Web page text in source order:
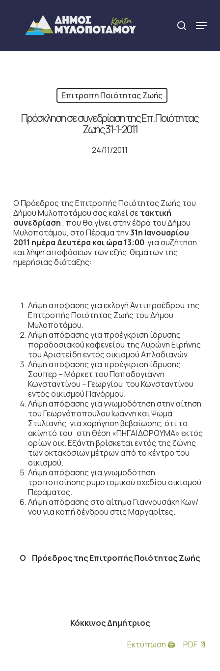
content
search
Menu
Επιτροπή Ποιότητας Ζωής
Πρόσκληση σε συνεδρίαση της Επ. Ποιότητας
Ζωής 31-1-2011
24/11/2011
Ο Πρόεδρος της Επιτροπής Ποιότητας Ζωής του
Δήμου Μυλοποτάμου σας καλεί σετακτική
συνεδρίαση, που θα γίνει στην έδρα του Δήμου
Μυλοποτάμου, στο Πέραμα την31η Ιανουαρίου
2011 ημέρα Δευτέρα και ώρα 13:00 για συζήτηση
και λήψη αποφάσεων των εξής θεμάτων της
ημερήσιας διάταξης:
Λήψη απόφασης για εκλογή Αντιπροέδρου της
Επιτροπής Ποιότητας Ζωής του Δήμου
Μυλοποτάμου.
Λήψη απόφασης για προέγκριση ίδρυσης
παραδοσιακού καφενείου της Λυρώνη Ειρήνης
του Αριστείδη εντός οικισμού Απλαδιανών.
Λήψη απόφασης για προέγκριση ίδρυσης
Σούπερ – Μάρκετ του Παπαδογιάννη
Κωνσταντίνου – Γεωργίου του Κωνσταντίνου
εντός οικισμού Πανόρμου.
Λήψη απόφασης για γνωμοδότηση στην αίτηση
του Γεωργόποπουλου Ιωάννη και Ψωμά
Στυλιανής, για χορήγηση βεβαίωσης, ότι το
ακίνητό του στη θέση «ΠΗΓΑΪΔΟΡΟΥΜΑ» εκτός
ορίων οικ. Εξάντη βρίσκεται εντός της ζώνης
των οκτακόσιων μέτρων από το κέντρο του
οικισμού.
Λήψη απόφασης για γνωμοδότηση
τροποποίησης ρυμοτομικού σχεδίου οικισμού
Περάματος.
Λήψη απόφασης στο αίτημα Γιαννουσάκη Κων/
νου για κοπή δένδρου στις Μαργαρίτες.
Ο Πρόεδρος της Επιτροπής Ποιότητας Ζωής
Κόκκινος Δημήτριος
Εκτύπωση 🖨
PDF 📄
Close